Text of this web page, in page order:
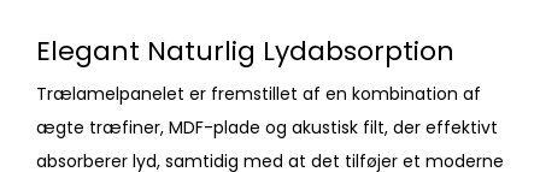
Elegant Naturlig Lydabsorption
Trælamelpanelet er fremstillet af en kombination af
ægte træfiner, MDF-plade og akustisk filt, der effektivt
absorberer lyd, samtidig med at det tilføjer et moderne